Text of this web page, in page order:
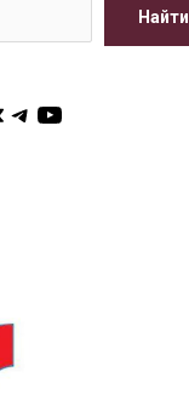
Найти
Telegram
YouTube